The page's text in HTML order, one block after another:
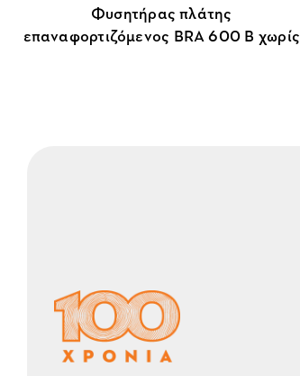
Φυσητήρας πλάτης
επαναφορτιζόμενος BRΑ 600 B χωρίς